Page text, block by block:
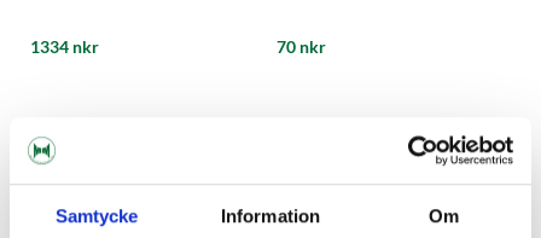
Samtycke Information Om
1334 nkr 70 nkr